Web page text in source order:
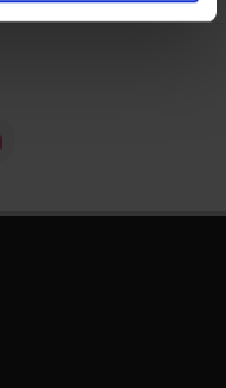
combinarle